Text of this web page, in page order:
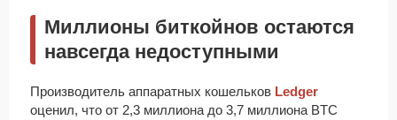
Миллионы биткойнов остаются
навсегда недоступными
Производитель аппаратных кошельков Ledger
оценил, что от 2,3 миллиона до 3,7 миллиона BTC